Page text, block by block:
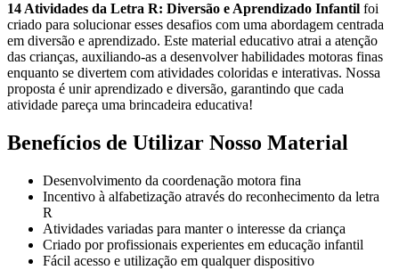
14 Atividades da Letra R: Diversão e Aprendizado Infantil foi
criado para solucionar esses desafios com uma abordagem centrada
em diversão e aprendizado. Este material educativo atrai a atenção
das crianças, auxiliando-as a desenvolver habilidades motoras finas
enquanto se divertem com atividades coloridas e interativas. Nossa
proposta é unir aprendizado e diversão, garantindo que cada
atividade pareça uma brincadeira educativa!
Benefícios de Utilizar Nosso Material
Desenvolvimento da coordenação motora fina
Incentivo à alfabetização através do reconhecimento da letra
R
Atividades variadas para manter o interesse da criança
Criado por profissionais experientes em educação infantil
Fácil acesso e utilização em qualquer dispositivo